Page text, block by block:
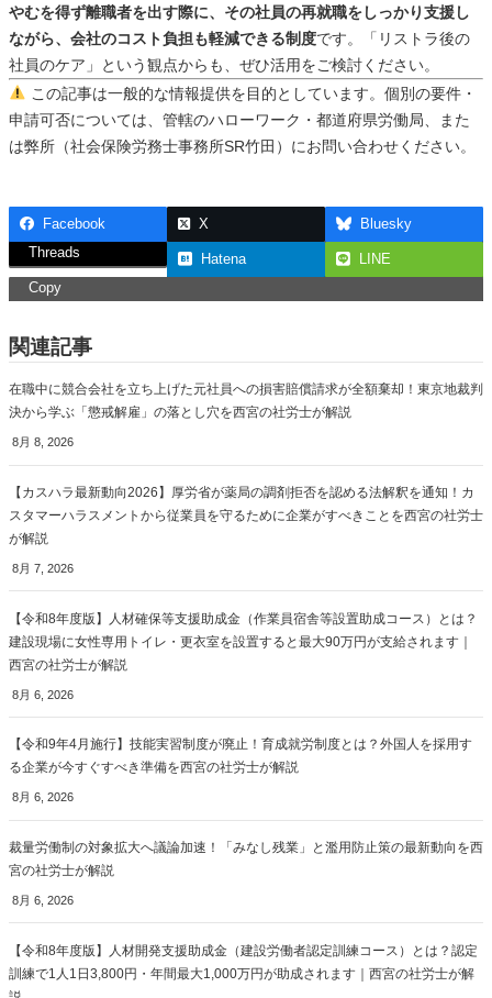
やむを得ず離職者を出す際に、その社員の再就職をしっかり支援し
ながら、会社のコスト負担も軽減できる制度です。「リストラ後の
社員のケア」という観点からも、ぜひ活用をご検討ください。
この記事は一般的な情報提供を目的としています。個別の要件・
申請可否については、管轄のハローワーク・都道府県労働局、また
は弊所（社会保険労務士事務所SR竹田）にお問い合わせください。
Facebook X
Bluesky
Threads
Hatena
LINE
Copy
関連記事
在職中に競合会社を立ち上げた元社員への損害賠償請求が全額棄却！東京地裁判
決から学ぶ「懲戒解雇」の落とし穴を西宮の社労士が解説
8月 8, 2026
【カスハラ最新動向2026】厚労省が薬局の調剤拒否を認める法解釈を通知！カ
スタマーハラスメントから従業員を守るために企業がすべきことを西宮の社労士
が解説
8月 7, 2026
【令和8年度版】人材確保等支援助成金（作業員宿舎等設置助成コース）とは？
建設現場に女性専用トイレ・更衣室を設置すると最大90万円が支給されます｜
西宮の社労士が解説
8月 6, 2026
【令和9年4月施行】技能実習制度が廃止！育成就労制度とは？外国人を採用す
る企業が今すぐすべき準備を西宮の社労士が解説
8月 6, 2026
裁量労働制の対象拡大へ議論加速！「みなし残業」と濫用防止策の最新動向を西
宮の社労士が解説
8月 6, 2026
【令和8年度版】人材開発支援助成金（建設労働者認定訓練コース）とは？認定
訓練で1人1日3,800円・年間最大1,000万円が助成されます｜西宮の社労士が解